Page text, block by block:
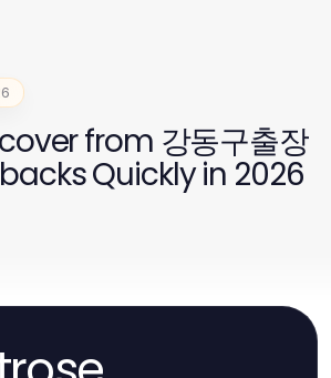
from 강동구출장
Quickly in 2026